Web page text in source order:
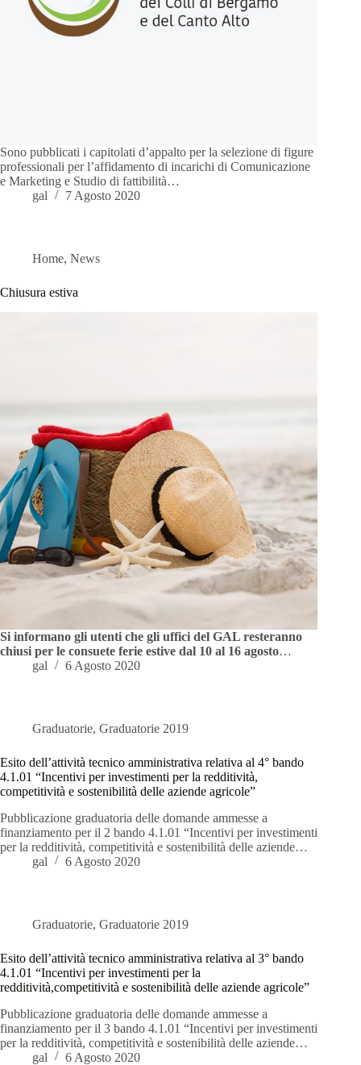
Sono pubblicati i capitolati d’appalto per la selezione di figure
professionali per l’affidamento di incarichi di Comunicazione
e Marketing e Studio di fattibilità…
gal
7 Agosto 2020
Home, News
Chiusura estiva
Si informano gli utenti che gli uffici del GAL resteranno
chiusi per le consuete ferie estive dal 10 al 16 agosto…
gal
6 Agosto 2020
Graduatorie, Graduatorie 2019
Esito dell’attività tecnico amministrativa relativa al 4° bando
4.1.01 “Incentivi per investimenti per la redditività,
competitività e sostenibilità delle aziende agricole”
Pubblicazione graduatoria delle domande ammesse a
finanziamento per il 2 bando 4.1.01 “Incentivi per investimenti
per la redditività, competitività e sostenibilità delle aziende…
gal
6 Agosto 2020
Graduatorie, Graduatorie 2019
Esito dell’attività tecnico amministrativa relativa al 3° bando
4.1.01 “Incentivi per investimenti per la
redditività,competitività e sostenibilità delle aziende agricole”
Pubblicazione graduatoria delle domande ammesse a
finanziamento per il 3 bando 4.1.01 “Incentivi per investimenti
per la redditività, competitività e sostenibilità delle aziende…
gal
6 Agosto 2020